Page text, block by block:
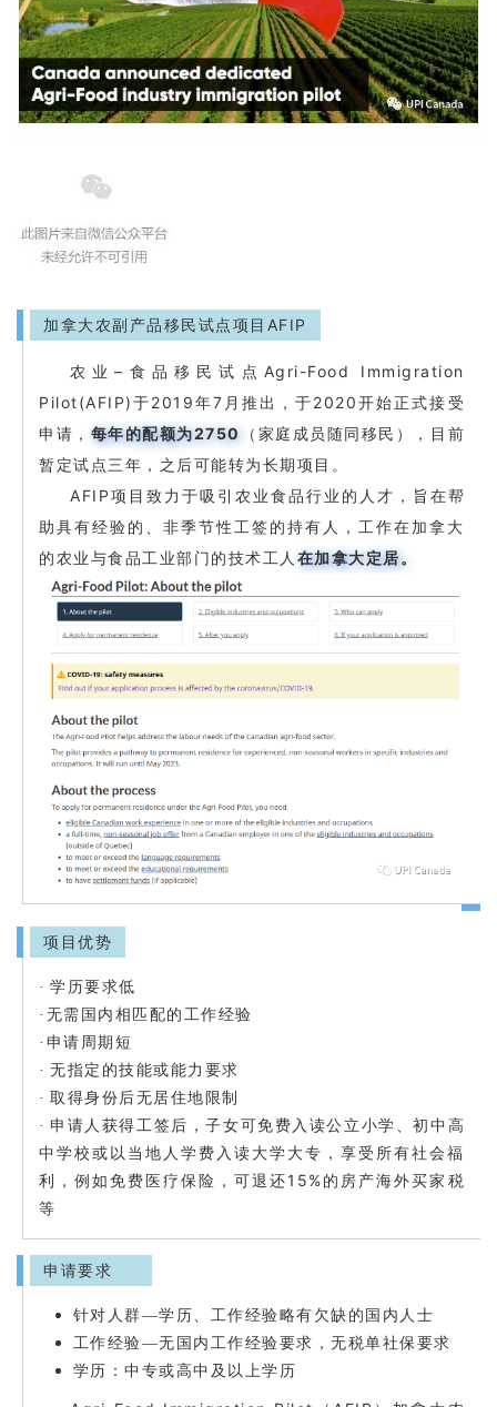
加拿大农副产品移民试点项目AFIP
农业–食品移民试点Agri-Food Immigration
Pilot(AFIP)于2019年7月推出，于2020开始正式接受
申请， 每年的配额为2750
（家庭成员随同移民），目前
暂定试点三年，之后可能转为长期项目。
AFIP项目致力于吸引农业食品行业的人才，旨在帮
助具有经验的、非季节性工签的持有人，工作在加拿大
的农业与食品工业部门的技术工人 在加拿大定居。
项目优势
· 学历要求低
· 无需国内相匹配的工作经验
· 申请周期短
· 无指定的技能或能力要求
· 取得身份后无居住地限制
· 申请人获得工签后，子女可免费入读公立小学、初中高
中学校或以当地人学费入读大学大专，享受所有社会福
利，例如免费医疗保险，可退还 15% 的房产海外买家税
等
申请要求
针对人群—学历、工作经验略有欠缺的国内人士
工作经验—无国内工作经验要求，无税单社保要求
学历：中专或高中及以上学历